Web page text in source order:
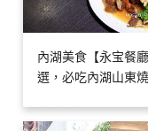
內湖美食【永宝餐
選，必吃內湖山東